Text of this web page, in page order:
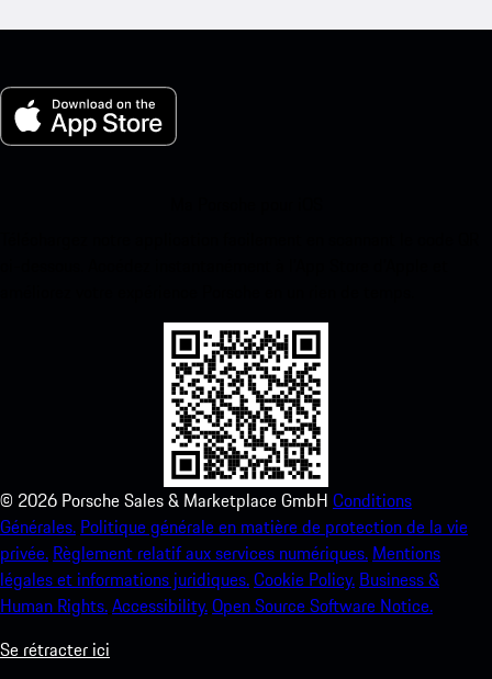
© 2026 Porsche Sales & Marketplace GmbH Conditions
Générales. Politique générale en matière de protection de la vie
privée. Règlement relatif aux services numériques. Mentions
légales et informations juridiques.Cookie Policy. Business &
Human Rights.Accessibility.Open Source Software Notice.
Se rétracter ici